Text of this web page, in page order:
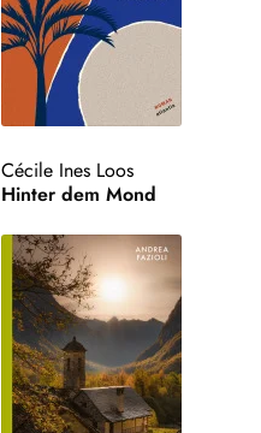
Cécile Ines Loos
Hinter dem Mond